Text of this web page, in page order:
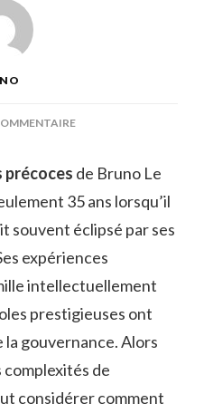
SUR
MAIRE
JEUNE
précoces de Bruno Le
35 ans lorsqu’il
souvent éclipsé par ses
expériences
intellectuellement
prestigieuses ont
gouvernance. Alors
complexités de
considérer comment